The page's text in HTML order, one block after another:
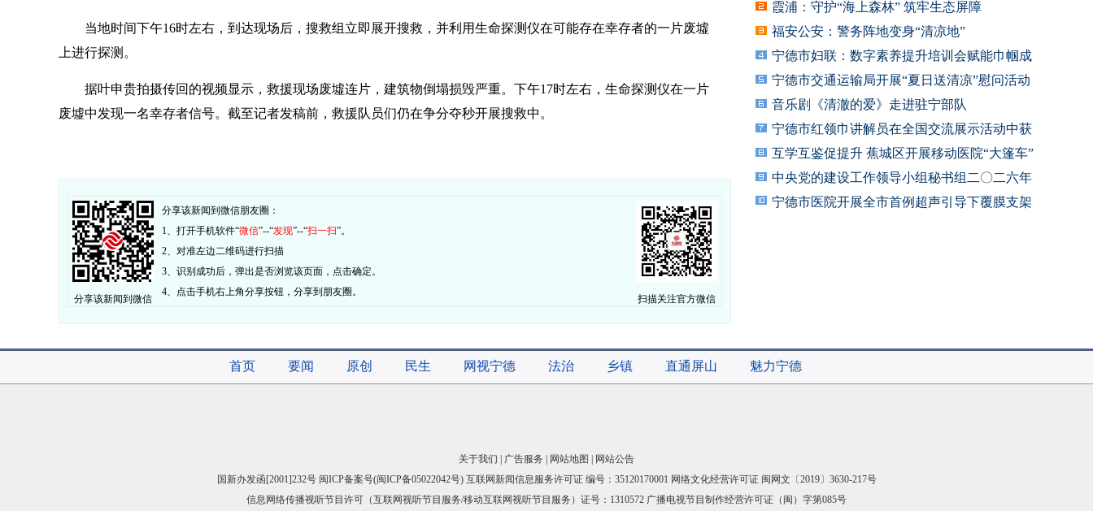
当地时间下午16时左右，到达现场后，搜救组立即展开搜救，并利用生命探测仪在可能存在幸存者的一片废墟
上进行探测。
据叶申贵拍摄传回的视频显示，救援现场废墟连片，建筑物倒塌损毁严重。下午17时左右，生命探测仪在一片
废墟中发现一名幸存者信号。截至记者发稿前，救援队员们仍在争分夺秒开展搜救中。
扫描关注官方微信
分享该新闻到微信
分享该新闻到微信朋友圈：
1、打开手机软件“微信”--“发现”--“扫一扫”。
2、对准左边二维码进行扫描
3、识别成功后，弹出是否浏览该页面，点击确定。
4、点击手机右上角分享按钮，分享到朋友圈。
霞浦：守护“海上森林” 筑牢生态屏障
福安公安：警务阵地变身“清凉地”
宁德市妇联：数字素养提升培训会赋能巾帼成
长
宁德市交通运输局开展“夏日送清凉”慰问活动
音乐剧《清澈的爱》走进驻宁部队
宁德市红领巾讲解员在全国交流展示活动中获
一等
互学互鉴促提升 蕉城区开展移动医院“大篷车”
中央党的建设工作领导小组秘书组二〇二六年
联系
宁德市医院开展全市首例超声引导下覆膜支架
首页 要闻 原创 民生 网视宁德 法治 乡镇 直通屏山 魅力宁德
关于我们 广告服务 网站地图
网站公告
国新办发函[2001]232号 闽ICP备案号(闽ICP备05022042号) 互联网新闻信息服务许可证 编号：35120170001 网络文化经营许可证 闽网文〔2019〕3630-217号
信息网络传播视听节目许可（互联网视听节目服务/移动互联网视听节目服务）证号：1310572 广播电视节目制作经营许可证（闽）字第085号